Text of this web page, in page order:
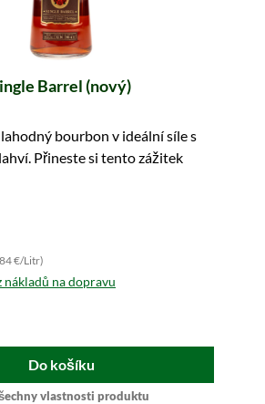
Barrel (nový)
bourbon v ideální síle s
Přineste si tento zážitek
€/Litr)
nákladů na dopravu
Do košíku
vlastnosti produktu